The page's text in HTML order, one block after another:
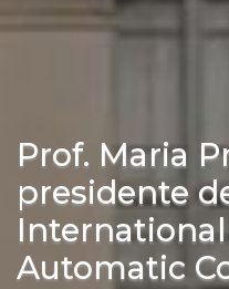
Prof. Maria
presidente
Automatic